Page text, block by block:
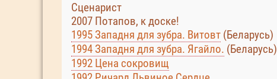
Сценарист
2007 Потапов, к доске!
1995 Западня для зубра. Витовт (Беларусь)
1994 Западня для зубра. Ягайло. (Беларусь)
1992 Цена сокровищ